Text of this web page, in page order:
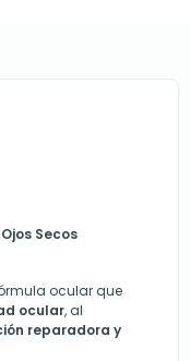
Secos
ocular que
ocular, al
reparadora y